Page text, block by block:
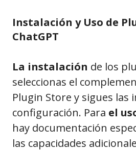
Instalación y Uso de
ChatGPT
La instalación de los
seleccionas el
Plugin Store y sigues las
configuración. Para el
hay documentación
las capacidades